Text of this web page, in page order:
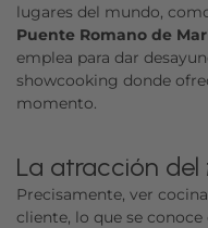
lugares del mundo,
Puente Romano de
emplea para dar
showcooking donde
momento.
La atracción del
Precisamente, ver
cliente, lo que se